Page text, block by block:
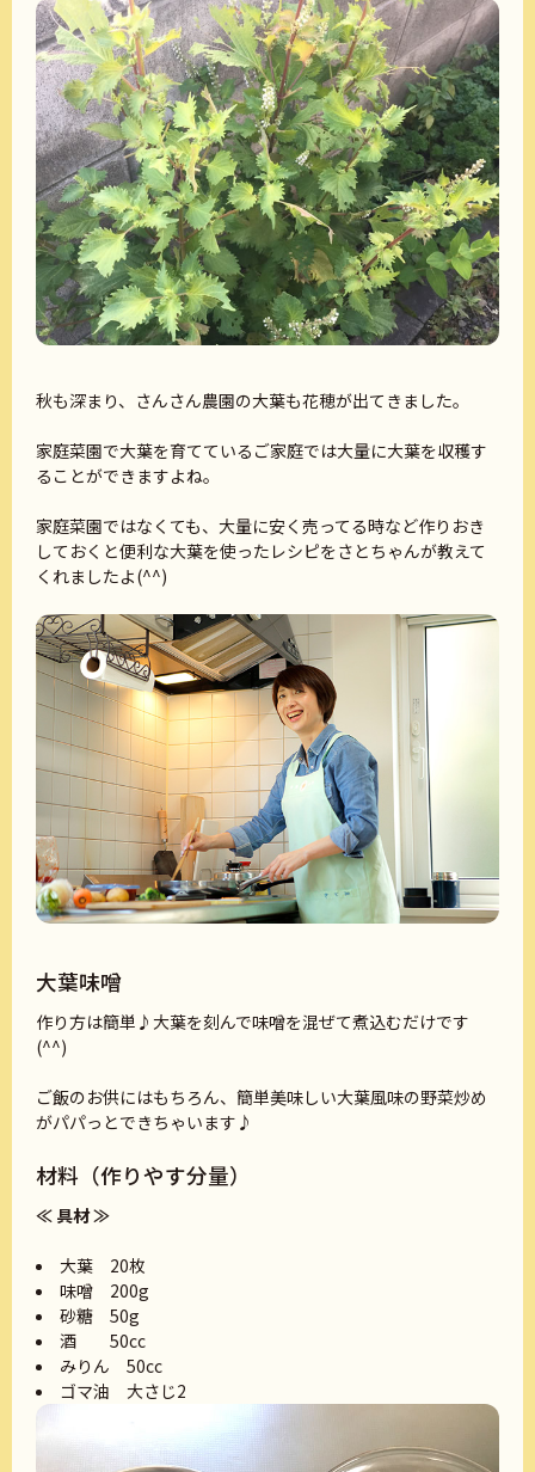
秋も深まり、さんさん農園の大葉も花穂が出てきました。
家庭菜園で大葉を育てているご家庭では大量に大葉を収穫す
ることができますよね。
家庭菜園ではなくても、大量に安く売ってる時など作りおき
しておくと便利な大葉を使ったレシピをさとちゃんが教えて
くれましたよ(^^)
大葉味噌
作り方は簡単♪大葉を刻んで味噌を混ぜて煮込むだけです
(^^)
ご飯のお供にはもちろん、簡単美味しい大葉風味の野菜炒め
がパパっとできちゃいます♪
材料（作りやす分量）
≪ 具材 ≫
大葉 20枚
味噌 200g
砂糖 50g
酒 50cc
みりん 50cc
ゴマ油 大さじ2